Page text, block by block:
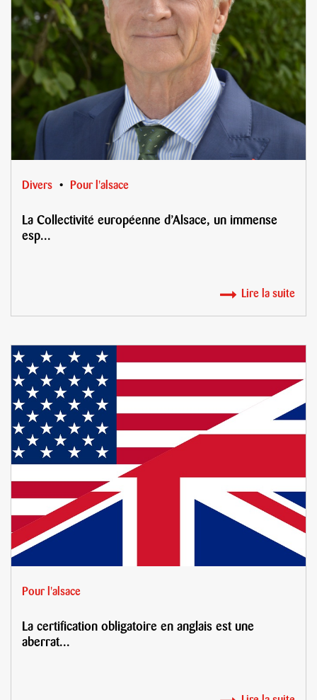
Divers Pour l'alsace
La Collectivité européenne d’Alsace, un immense
esp...
Lire la suite
Pour l'alsace
La certification obligatoire en anglais est une
aberrat...